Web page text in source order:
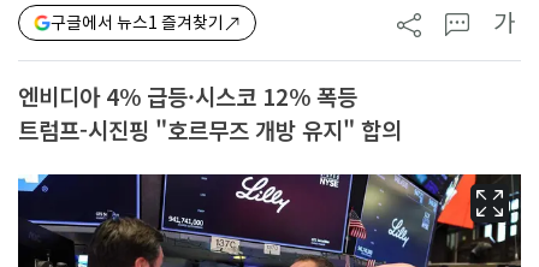
구글에서 뉴스1 즐겨찾기 가
엔비디아 4% 급등·시스코 12% 폭등
트럼프-시진핑 "호르무즈 개방 유지" 합의